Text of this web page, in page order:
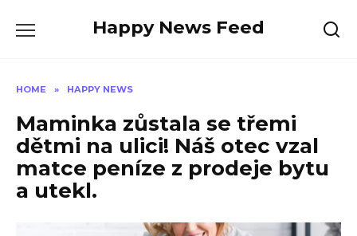
Happy News Feed
HOME » HAPPY NEWS
Maminka zůstala se třemi
dětmi na ulici! Náš otec vzal
matce peníze z prodeje bytu
a utekl.